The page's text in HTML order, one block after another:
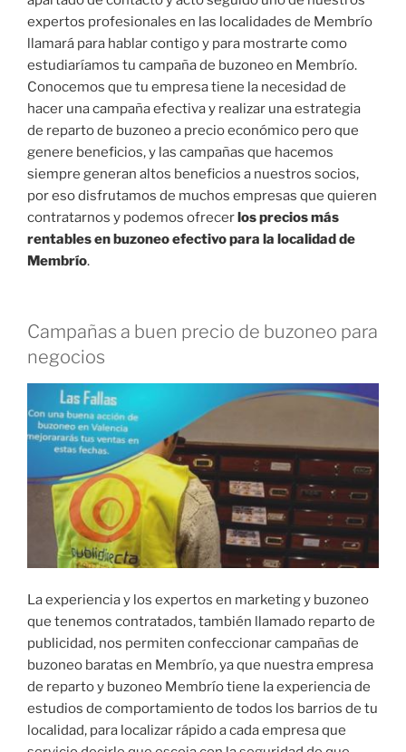
expertos profesionales en las localidades de Membrío
llamará para hablar contigo y para mostrarte como
estudiaríamos tu campaña de buzoneo en Membrío.
Conocemos que tu empresa tiene la necesidad de
hacer una campaña efectiva y realizar una estrategia
de reparto de buzoneo a precio económico pero que
genere beneficios, y las campañas que hacemos
siempre generan altos beneficios a nuestros socios,
por eso disfrutamos de muchos empresas que quieren
contratarnos y podemos ofrecerlos precios más
rentables en buzoneo efectivo para la localidad de
Membrío.
Campañas a buen precio de buzoneo para
negocios
La experiencia y los expertos en marketing y buzoneo
que tenemos contratados, también llamado reparto de
publicidad, nos permiten confeccionar campañas de
buzoneo baratas en Membrío, ya que nuestra empresa
de reparto y buzoneo Membrío tiene la experiencia de
estudios de comportamiento de todos los barrios de tu
localidad, para localizar rápido a cada empresa que